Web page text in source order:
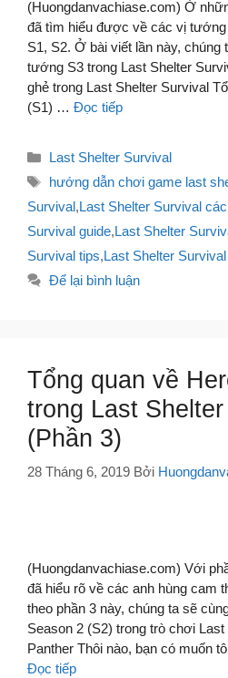
(Huongdanvachiase.com) Ở
đã tìm hiểu được về các vị
S1, S2. Ở bài viết lần này, chúng
tướng S3 trong Last Shelter
ghẻ trong Last Shelter Survival
(S1) … Đọc tiếp
Danh
mục
Last Shelter Survival
Thẻ
hướng dẫn chơi game last
Survival,Last Shelter Survival
Survival guide,Last Shelter
Survival tips,Last Shelter
Để lại bình luận
Tổng quan về
trong Last Shelter
(Phần 3)
28 Tháng 6, 2019 Bởi
(Huongdanvachiase.com) Với
đã hiểu rõ về các anh hùng cam
theo phần 3 này, chúng ta sẽ
Season 2 (S2) trong trò chơi
Panther Thôi nào, bạn có muốn
Đọc tiếp